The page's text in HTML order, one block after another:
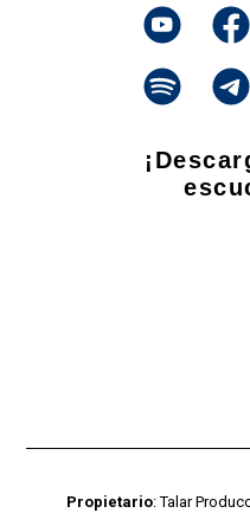
Propietario: Talar